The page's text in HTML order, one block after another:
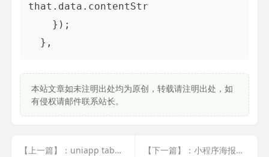
that.data.contentStr
本站文章如未注明出处均为原创，转载请注明出处，如
有侵权请邮件联系站长。
【上一篇】：uniapp tabbar 【下一篇】：小程序海报生成